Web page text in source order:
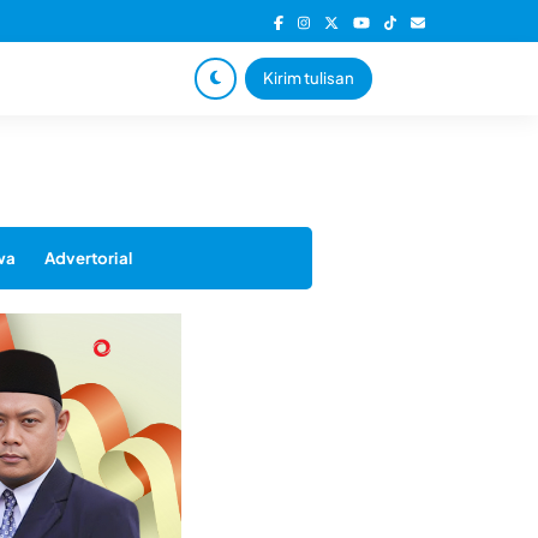
Kirim tulisan
Advertorial